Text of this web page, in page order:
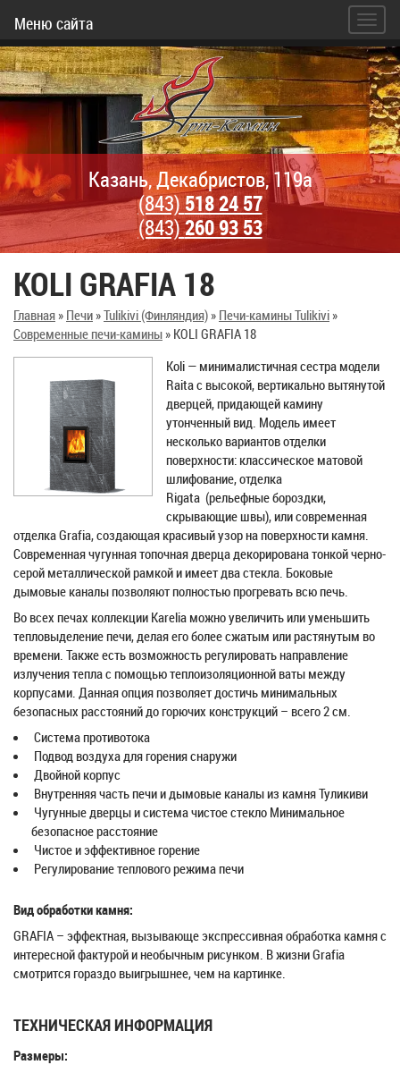
Меню сайта
Казань, Декабристов, 119а
(843)518 24 57
(843)260 93 53
KOLI GRAFIA 18
Главная» Печи»Tulikivi (Финляндия)» Печи-камины Tulikivi»
Современные печи-камины» KOLI GRAFIA 18
Koli — минималистичная сестра модели
Raita с высокой, вертикально вытянутой
дверцей, придающей камину
утонченный вид. Модель имеет
несколько вариантов отделки
поверхности: классическое матовой
шлифование, отделка
Rigata (рельефные бороздки,
скрывающие швы), или современная
отделка Grafia, создающая красивый узор на поверхности камня.
Современная чугунная топочная дверца декорирована тонкой черно-
серой металлической рамкой и имеет два стекла. Боковые
дымовые каналы позволяют полностью прогревать всю печь.
Во всех печах коллекции Karelia можно увеличить или уменьшить
тепловыделение печи, делая его более сжатым или растянутым во
времени. Также есть возможность регулировать направление
излучения тепла с помощью теплоизоляционной ваты между
корпусами. Данная опция позволяет достичь минимальных
безопасных расстояний до горючих конструкций – всего 2 см.
Система противотока
Подвод воздуха для горения снаружи
Двойной корпус
Внутренняя часть печи и дымовые каналы из камня Туликиви
Чугунные дверцы и система чистое стекло Минимальное
безопасное расстояние
Чистое и эффективное горение
Регулирование теплового режима печи
Вид обработки камня:
GRAFIA – эффектная, вызывающе экспрессивная обработка камня с
интересной фактурой и необычным рисунком. В жизни Grafia
смотрится гораздо выигрышнее, чем на картинке.
ТЕХНИЧЕСКАЯ ИНФОРМАЦИЯ
Размеры: